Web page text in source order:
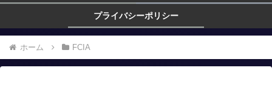
プライバシーポリシー
ホーム FCIA